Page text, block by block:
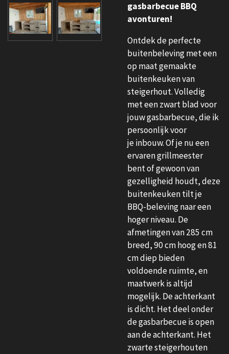
gasbarbecue BBQ
avonturen!
Ontdek de perfecte
buitenbeleving met een
op maat gemaakte
buitenkeuken van
steigerhout.Volledig
met een zwart blad voor
jouw gasbarbecue, die ik
persoonlijk voor
jeinbouw. Of je nu een
ervaren grillmeester
bent of gewoon van
gezelligheid houdt, deze
buitenkeuken tilt je
BBQ-beleving naar een
hoger niveau. De
afmetingen van 285 cm
breed, 90 cm hoog en 81
cm diep bieden
voldoende ruimte, en
maatwerk is altijd
mogelijk. De achterkant
is dicht. Het deel onder
de gasbarbecue is open
aan de achterkant. Het
zwarte steigerhouten